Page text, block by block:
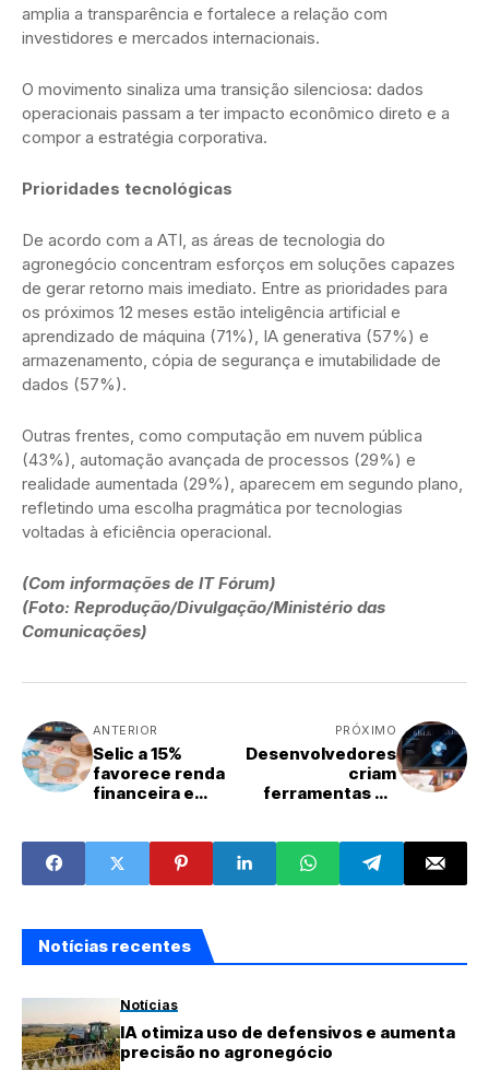
amplia a transparência e fortalece a relação com
investidores e mercados internacionais.
O movimento sinaliza uma transição silenciosa: dados
operacionais passam a ter impacto econômico direto e a
compor a estratégia corporativa.
Prioridades tecnológicas
De acordo com a ATI, as áreas de tecnologia do
agronegócio concentram esforços em soluções capazes
de gerar retorno mais imediato. Entre as prioridades para
os próximos 12 meses estão inteligência artificial e
aprendizado de máquina (71%), IA generativa (57%) e
armazenamento, cópia de segurança e imutabilidade de
dados (57%).
Outras frentes, como computação em nuvem pública
(43%), automação avançada de processos (29%) e
realidade aumentada (29%), aparecem em segundo plano,
refletindo uma escolha pragmática por tecnologias
voltadas à eficiência operacional.
(Com informações de IT Fórum)
(Foto: Reprodução/Divulgação/Ministério das
Comunicações)
ANTERIOR
Selic a 15%
favorece renda
financeira e
diz economista
PRÓXIMO
Desenvolvedores
criam
ferramentas de
Notícias recentes
Notícias
IA otimiza uso de defensivos e aumenta
precisão no agronegócio